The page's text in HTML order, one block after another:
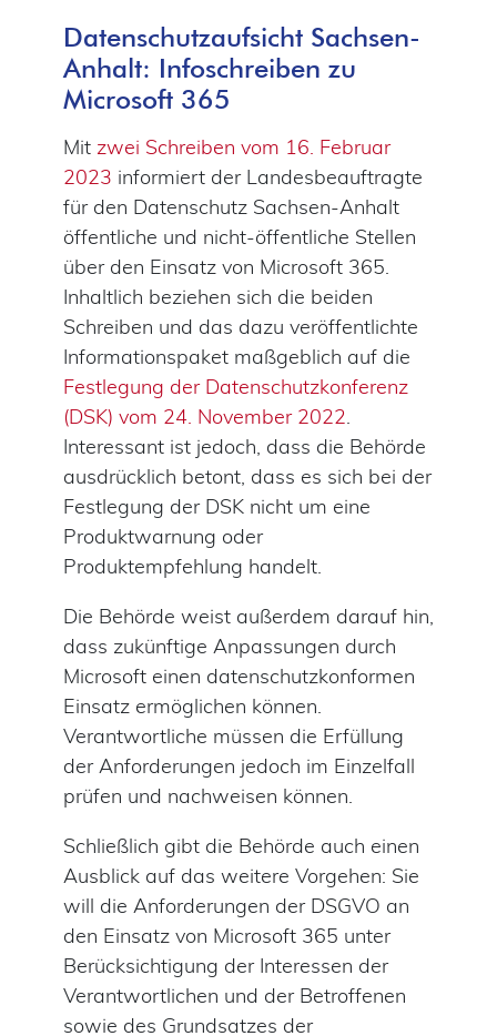
Datenschutzaufsicht Sachsen-
Anhalt: Infoschreiben zu
Microsoft 365
Mit zwei Schreiben vom 16. Februar
2023 informiert der Landesbeauftragte
für den Datenschutz Sachsen-Anhalt
öffentliche und nicht-öffentliche Stellen
über den Einsatz von Microsoft 365.
Inhaltlich beziehen sich die beiden
Schreiben und das dazu veröffentlichte
Informationspaket maßgeblich auf die
Festlegung der Datenschutzkonferenz
(DSK) vom 24. November 2022
Interessant ist jedoch, dass die Behörde
ausdrücklich betont, dass es sich bei der
Festlegung der DSK nicht um eine
Produktwarnung oder
Produktempfehlung handelt.
Die Behörde weist außerdem darauf hin,
dass zukünftige Anpassungen durch
Microsoft einen datenschutzkonformen
Einsatz ermöglichen können.
Verantwortliche müssen die Erfüllung
der Anforderungen jedoch im Einzelfall
prüfen und nachweisen können.
Schließlich gibt die Behörde auch einen
Ausblick auf das weitere Vorgehen: Sie
will die Anforderungen der DSGVO an
den Einsatz von Microsoft 365 unter
Berücksichtigung der Interessen der
Verantwortlichen und der Betroffenen
sowie des Grundsatzes der